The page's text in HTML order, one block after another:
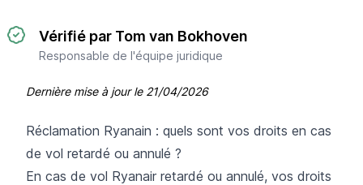
Vérifié par Tom van Bokhoven
Responsable de l'équipe juridique
Dernière mise à jour le 21/04/2026
Réclamation Ryanain : quels sont vos droits en cas
de vol retardé ou annulé ?
En cas de vol Ryanair retardé ou annulé, vos droits